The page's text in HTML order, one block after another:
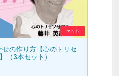
セット
の作り方【心のトリセ
（3本セット）